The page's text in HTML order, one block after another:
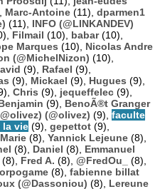
Marc-Antoine (11), dparmen1
(11), INFO (@LINKANDEV)
Filmail (10), babar(10),
Marques (10), Nicolas Andre
(@MichelNizon) (10),
(9), Rafael (9),
(9), Mickael (9), Hugues (9),
Chris (9), jequeffelec (9),
(9), BenoÃ®t Granger
(@olivez) (9), faculte
la vie (9), gepettot (9),
Marie (8), Yannick Lejeune (8),
(8), Daniel (8), Emmanuel
(8), Fred A. (8), @FredOu_
(8),
(8), fabienne billat
(@Dassoniou) (8), Lereune